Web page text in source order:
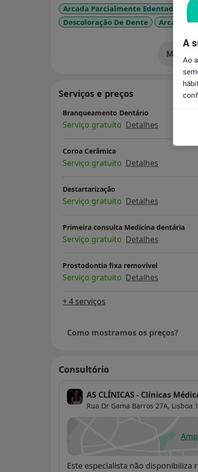
Arcada Parcialmente Edentada
Descoloração De Dente
Arcada
Mostrar
Serviços e preços
Branqueamento Dentário
Serviço gratuito Detalhes
Coroa Cerâmica
Serviço gratuito Detalhes
Destartarização
Serviço gratuito Detalhes
Primeira consulta Medicina dentária
Serviço gratuito Detalhes
Prostodontia fixa removível
Serviço gratuito Detalhes
+ 4 serviços
Como mostramos os preços?
Consultório
AS CLÍNICAS - Clínicas
Rua Dr Gama Barros 27A, Lisboa
Disponibilidade
Este especialista não disponibiliza
A
Ao